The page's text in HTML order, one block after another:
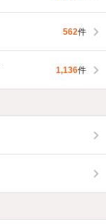
562件
1,136件